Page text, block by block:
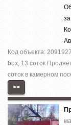
Код объекта:
boх, 13
cотoк в камернoм
>>